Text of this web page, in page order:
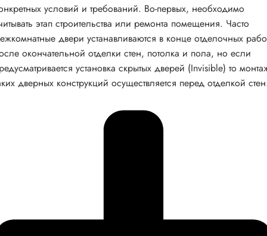
условий и требований. Во-первых, необходимо
этап строительства или ремонта помещения. Часто
двери устанавливаются в конце отделочных
окончательной отделки стен, потолка и пола, но если
установка скрытых дверей (Invisible) то
дверных конструкций осуществляется перед отделкой